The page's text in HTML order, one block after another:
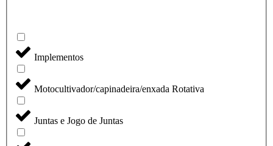
Implementos
Motocultivador/capinadeira/enxada Rotativa
Juntas e Jogo de Juntas